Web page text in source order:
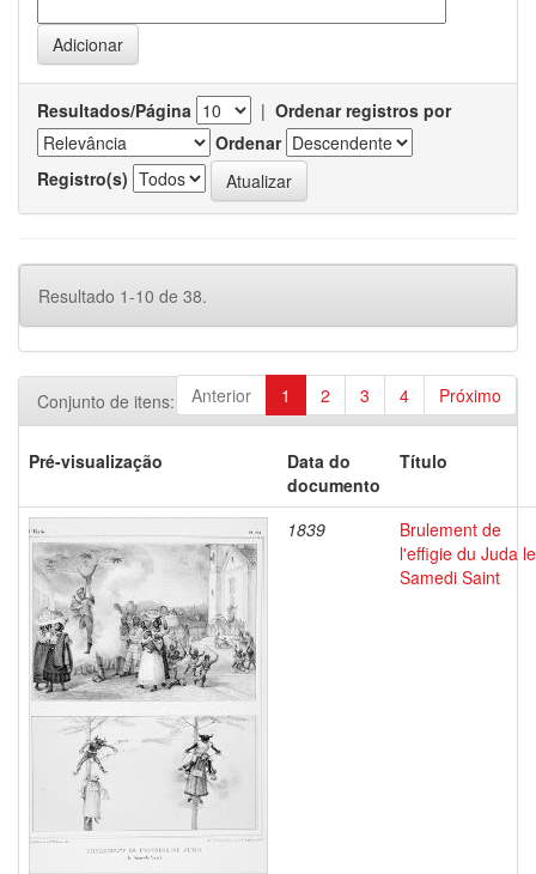
Resultados/Página | Ordenar registros por
Ordenar
Registro(s)
Resultado 1-10 de 38.
Anterior 1 2 3 4 Próximo
Conjunto de itens:
Pré-visualização
Data do
documento
Título
1839
Brulement de
l'effigie du Juda le
Samedi Saint